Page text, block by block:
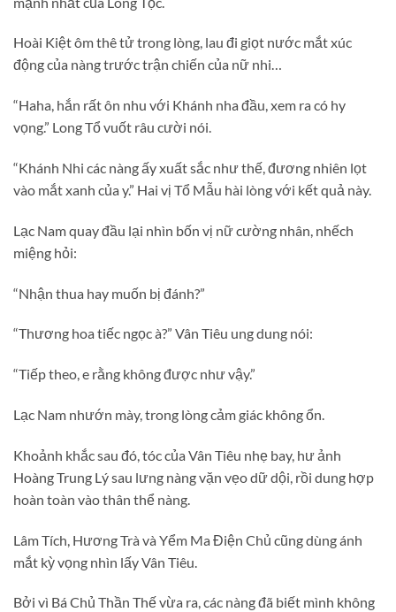
Hoài Kiệt ôm thê tử trong lòng, lau đi giọt nước mắt xúc
động của nàng trước trận chiến của nữ nhi…
“Haha, hắn rất ôn nhu với Khánh nha đầu, xem ra có hy
vọng.” Long Tổ vuốt râu cười nói.
“Khánh Nhi các nàng ấy xuất sắc như thế, đương nhiên lọt
vào mắt xanh của y.” Hai vị Tổ Mẫu hài lòng với kết quả này.
Lạc Nam quay đầu lại nhìn bốn vị nữ cường nhân, nhếch
miệng hỏi:
“Nhận thua hay muốn bị đánh?”
“Thương hoa tiếc ngọc à?” Vân Tiêu ung dung nói:
“Tiếp theo, e rằng không được như vậy.”
Lạc Nam nhướn mày, trong lòng cảm giác không ổn.
Khoảnh khắc sau đó, tóc của Vân Tiêu nhẹ bay, hư ảnh
Hoàng Trung Lý sau lưng nàng vặn vẹo dữ dội, rồi dung hợp
hoàn toàn vào thân thể nàng.
Lâm Tích, Hương Trà và Yểm Ma Điện Chủ cũng dùng ánh
mắt kỳ vọng nhìn lấy Vân Tiêu.
Bởi vì Bá Chủ Thần Thế vừa ra, các nàng đã biết mình không